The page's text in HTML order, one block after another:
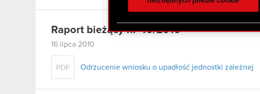
otrzymanymi od Ciebie lub
zgadasz się na używanie plików
Raport bieżący nr 40/2010
16 lipca 2010
PDF Odrzucenie wniosku o upadłość jednostki zależnej